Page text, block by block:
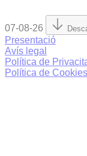
07-08-26
Presentació
Avís legal
Política de
Política de Cookies